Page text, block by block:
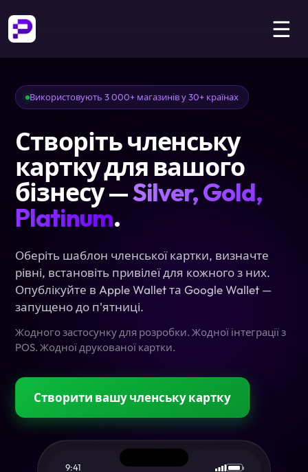
☰
Використовують 3 000+ магазинів у 30+ країнах
Створіть членську
картку для вашого
бізнесу —Silver, Gold,
Platinum.
Оберіть шаблон членської картки, визначте
рівні, встановіть привілеї для кожного з них.
Опублікуйте в Apple Wallet та Google Wallet —
запущено до п'ятниці.
Жодного застосунку для розробки. Жодної інтеграції з
POS. Жодної друкованої картки.
Створити вашу членську картку
9:41